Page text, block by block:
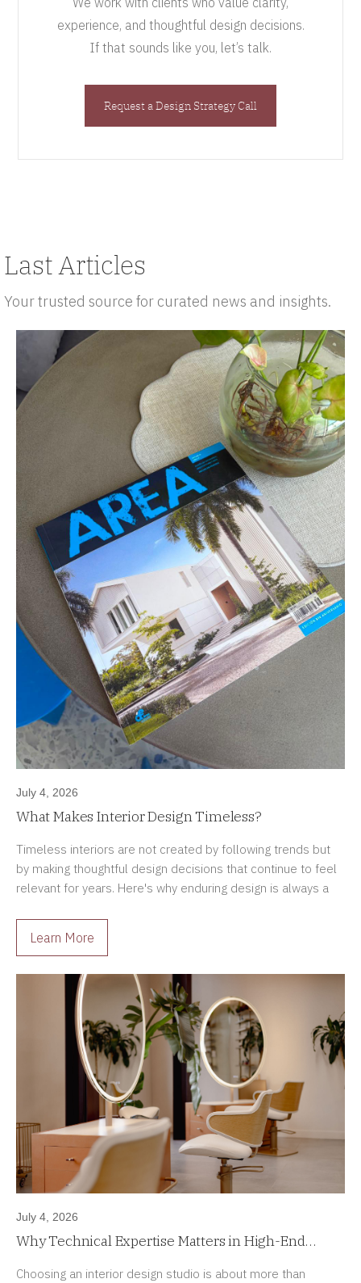
experience, and thoughtful design decisions.
If that sounds like you, let’s talk.
Request a Design Strategy Call
Last Articles
Your trusted source for curated news and insights.
July 4, 2026
What Makes Interior Design Timeless?
Timeless interiors are not created by following trends but
by making thoughtful design decisions that continue to feel
relevant for years. Here's why enduring design is always a
Learn More
July 4, 2026
Why Technical Expertise Matters in High-End
Choosing an interior design studio is about more than